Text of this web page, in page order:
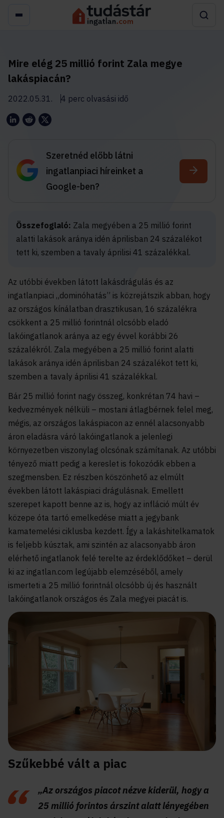
Mire elég 25 millió forint Zala megye
lakáspiacán?
2022.05.31. 4 perc olvasási idő
Szeretnéd előbb látni
ingatlanpiaci híreinket a
Google-ben?
Összefoglaló: Zala megyében a 25 millió forint
alatti lakások aránya idén áprilisban 24 százalékot
tett ki, szemben a tavaly áprilisi 41 százalékkal.
Az utóbbi években látott lakásdrágulás és az
ingatlanpiaci „dominóhatás” is közrejátszik abban, hogy
az országos kínálatban drasztikusan, 16 százalékra
csökkent a 25 millió forintnál olcsóbb eladó
lakóingatlanok aránya az egy évvel korábbi 26
százalékról. Zala megyében a 25 millió forint alatti
lakások aránya idén áprilisban 24 százalékot tett ki,
szemben a tavaly áprilisi 41 százalékkal.
Bár 25 millió forint nagy összeg, konkrétan 74 havi –
kedvezmények nélküli – mostani átlagbérnek felel meg,
mégis, az országos lakáspiacon az ennél alacsonyabb
áron eladásra váró lakóingatlanok a jelenlegi
környezetben viszonylag olcsónak számítanak. Az utóbbi
tényező miatt pedig a kereslet is fokozódik ebben a
szegmensben. Ez részben köszönhető az elmúlt
években látott lakáspiaci drágulásnak. Emellett
szerepet kapott benne az is, hogy az infláció múlt év
közepe óta tartó emelkedése miatt a jegybank
kamatemelési ciklusba kezdett. Így a lakáshitelkamatok
is feljebb kúsztak, ami szintén az alacsonyabb áron
elérhető ingatlanok felé terelte az érdeklődőket – derül
ki az ingatlan.com legújabb elemzéséből, amely
ismerteti a 25 millió forintnál olcsóbb új és használt
lakóingatlanok országos és Zala megyei piacát is.
Szűkebbé vált a piac
„Az országos piacot nézve kiderül, hogy a
25 millió forintos árszint alatt lényegében